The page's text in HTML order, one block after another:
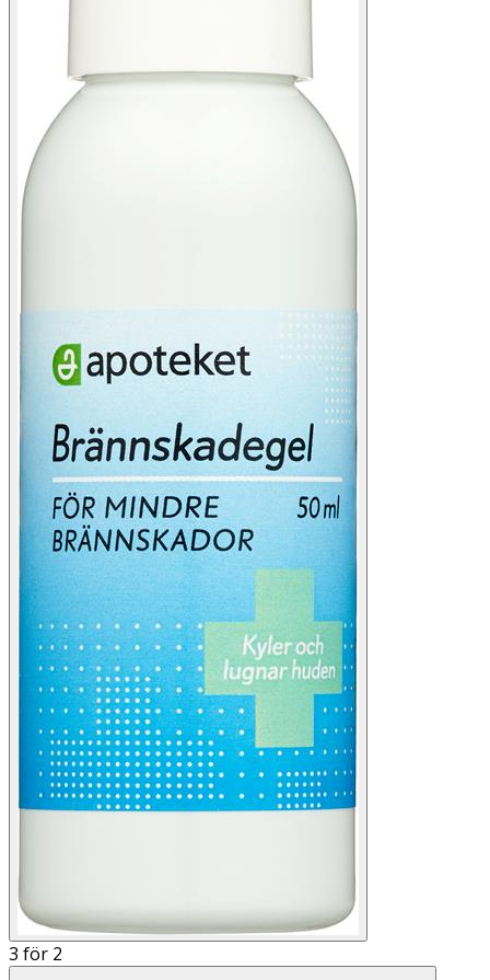
3 för 2